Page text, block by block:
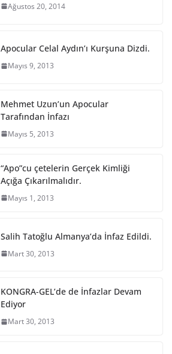
Ağustos 20, 2014
Apocular Celal Aydın’ı Kurşuna Dizdi.
Mayıs 9, 2013
Mehmet Uzun’un Apocular
Tarafından İnfazı
Mayıs 5, 2013
“Apo”cu çetelerin Gerçek Kimliği
Açığa Çıkarılmalıdır.
Mayıs 1, 2013
Salih Tatoğlu Almanya’da İnfaz Edildi.
Mart 30, 2013
KONGRA-GEL’de de İnfazlar Devam
Ediyor
Mart 30, 2013